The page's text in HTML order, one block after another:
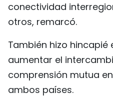
conectividad
otros, remarcó.
También hizo
aumentar el
comprensión mutua
ambos países.